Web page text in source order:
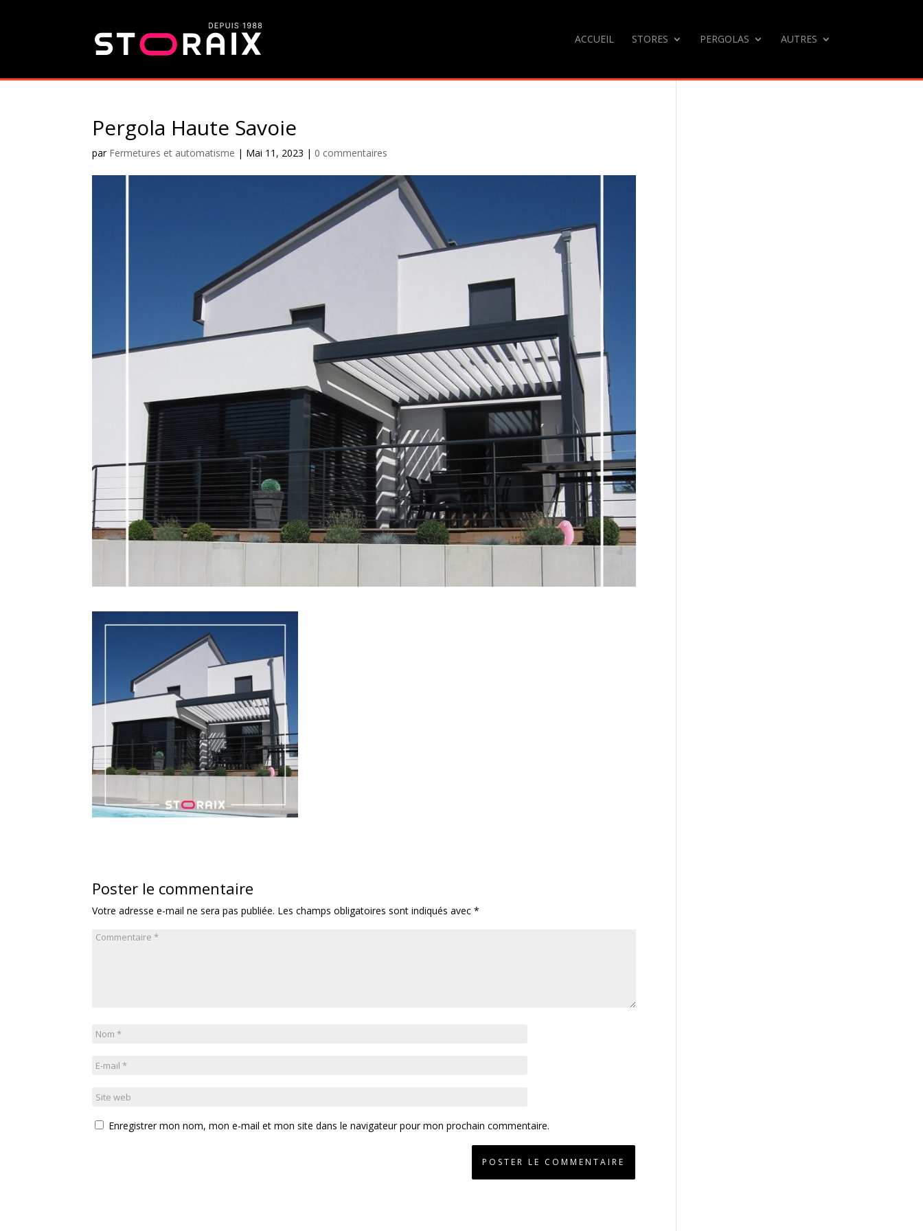
ACCUEIL STORES PERGOLAS AUTRES
Pergola Haute Savoie
par Fermetures et automatisme | Mai 11, 2023 | 0 commentaires
Poster le commentaire
Votre adresse e-mail ne sera pas publiée. Les champs obligatoires sont indiqués avec*
Enregistrer mon nom, mon e-mail et mon site dans le navigateur pour mon prochain commentaire.